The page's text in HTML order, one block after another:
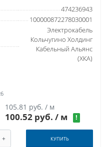
474236943
100000872278030001
Электрокабель
Кольчугино Холдинг
Кабельный Альянс
(ХКА)
105.81 руб. / м
100.52 руб. / м !
+ КУПИТЬ